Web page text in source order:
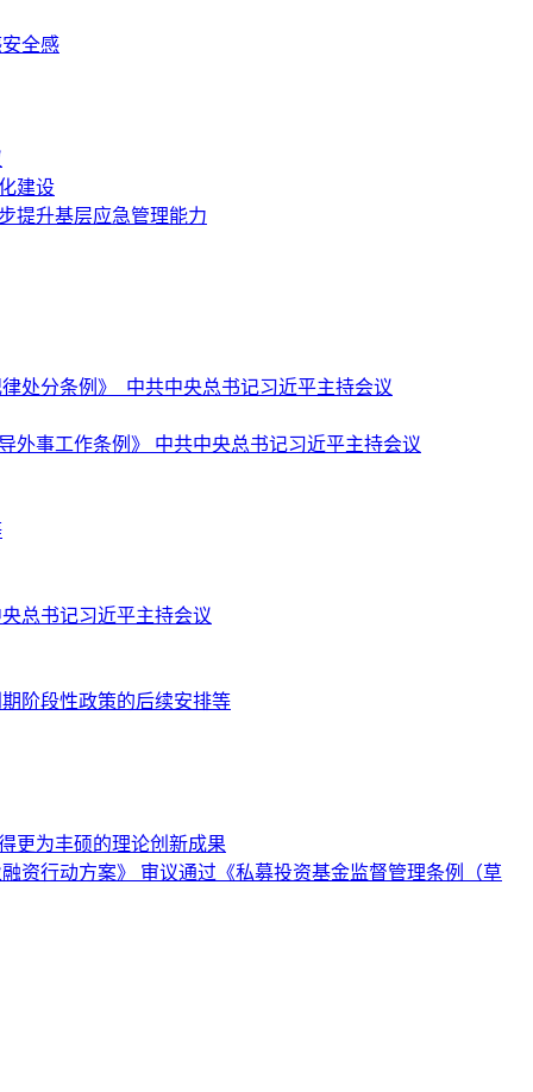
全感
建设
提升基层应急管理能力
处分条例》 中共中央总书记习近平主持会议
外事工作条例》 中共中央总书记习近平主持会议
总书记习近平主持会议
阶段性政策的后续安排等
更为丰硕的理论创新成果
资行动方案》 审议通过《私募投资基金监督管理条例（草